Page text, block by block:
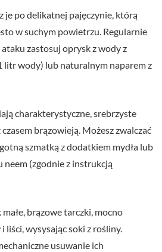
je po delikatnej pajęczynie, którą
w suchym powietrzu. Regularnie
zastosuj oprysk z wody z
litr wody) lub naturalnym naparem z
charakterystyczne, srebrzyste
brązowieją. Możesz zwalczać
szmatką z dodatkiem mydła lub
neem (zgodnie z instrukcją
brązowe tarczki, mocno
liści, wysysając soki z rośliny.
usuwanie ich